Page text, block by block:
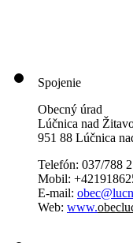
Spojenie
Obecný úrad
Lúčnica nad
951 88 Lúčnica
Telefón: 037/788
Mobil:
E-mail:
Web: www.